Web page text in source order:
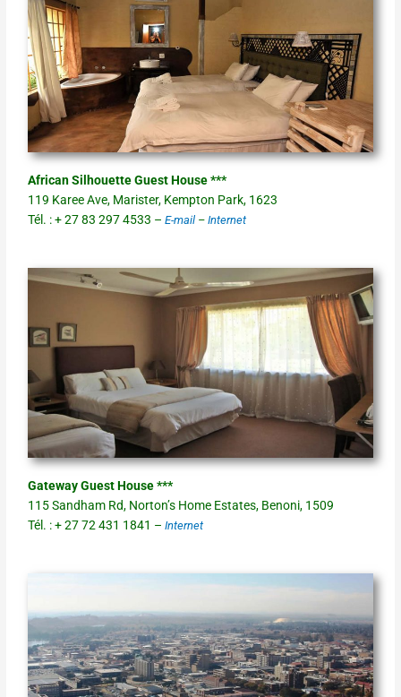
African Silhouette Guest House ***
119 Karee Ave, Marister, Kempton Park, 1623
Tél. : + 27 83 297 4533 –E-mail –Internet
Gateway Guest House ***
115 Sandham Rd, Norton’s Home Estates, Benoni, 1509
Tél. : + 27 72 431 1841 –Internet